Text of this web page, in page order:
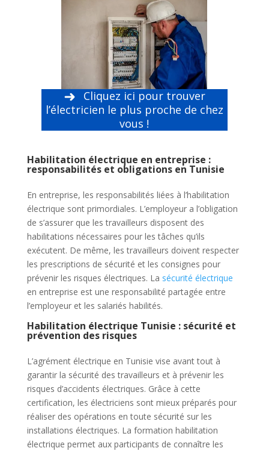
Cliquez ici pour trouver
l’électricien le plus proche de chez
vous !
Habilitation électrique en entreprise :
responsabilités et obligations en Tunisie
En entreprise, les responsabilités liées à l’habilitation
électrique sont primordiales. L’employeur a l’obligation
de s’assurer que les travailleurs disposent des
habilitations nécessaires pour les tâches qu’ils
exécutent. De même, les travailleurs doivent respecter
les prescriptions de sécurité et les consignes pour
prévenir les risques électriques. La sécurité électrique
en entreprise est une responsabilité partagée entre
l’employeur et les salariés habilités.
Habilitation électrique Tunisie : sécurité et
prévention des risques
L’agrément électrique en Tunisie vise avant tout à
garantir la sécurité des travailleurs et à prévenir les
risques d’accidents électriques. Grâce à cette
certification, les électriciens sont mieux préparés pour
réaliser des opérations en toute sécurité sur les
installations électriques. La formation habilitation
électrique permet aux participants de connaître les